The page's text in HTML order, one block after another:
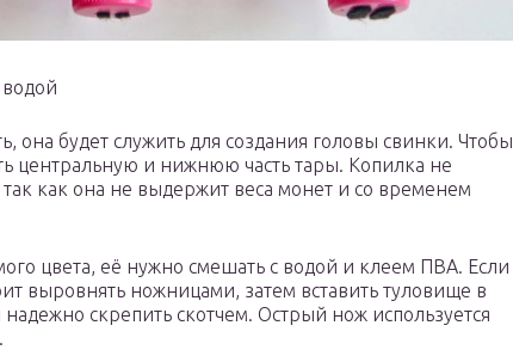
она будет служить для создания головы свинки. Чтобы
центральную и нижнюю часть тары. Копилка не
как она не выдержит веса монет и со временем
цвета, её нужно смешать с водой и клеем ПВА. Если
выровнять ножницами, затем вставить туловище в
скрепить скотчем. Острый нож используется